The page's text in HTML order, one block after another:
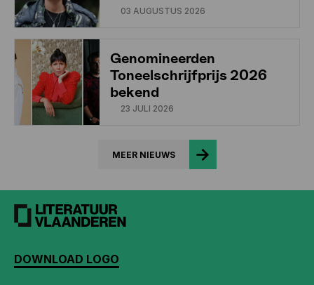
03 AUGUSTUS 2026
Genomineerden
Toneelschrijfprijs 2026
bekend
23 JULI 2026
MEER NIEUWS
DOWNLOAD LOGO